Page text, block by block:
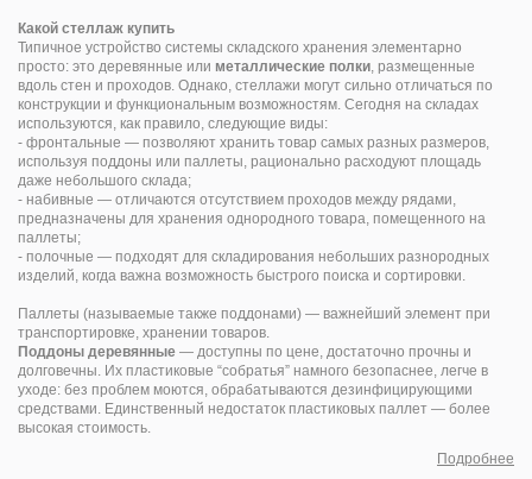
Какой стеллаж купить
Типичное устройство системы складского хранения элементарно
просто: это деревянные или металлические полки, размещенные
вдоль стен и проходов. Однако, стеллажи могут сильно отличаться по
конструкции и функциональным возможностям. Сегодня на складах
используются, как правило, следующие виды:
- фронтальные — позволяют хранить товар самых разных размеров,
используя поддоны или паллеты, рационально расходуют площадь
даже небольшого склада;
- набивные — отличаются отсутствием проходов между рядами,
предназначены для хранения однородного товара, помещенного на
паллеты;
- полочные — подходят для складирования небольших разнородных
изделий, когда важна возможность быстрого поиска и сортировки.
Паллеты (называемые также поддонами) — важнейший элемент при
транспортировке, хранении товаров.
Поддоны деревянные — доступны по цене, достаточно прочны и
долговечны. Их пластиковые “собратья” намного безопаснее, легче в
уходе: без проблем моются, обрабатываются дезинфицирующими
средствами. Единственный недостаток пластиковых паллет — более
высокая стоимость.
Подробнее